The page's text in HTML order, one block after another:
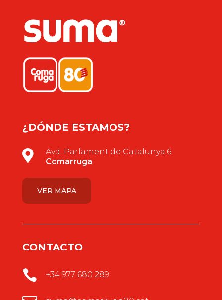
¿DÓNDE ESTAMOS?

Avd. Parlament de Catalunya 6.
Comarruga
VER MAPA
CONTACTO
 +34 977 680 289